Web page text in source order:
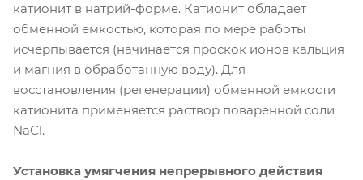
катионит в натрий-форме. Катионит обладает
обменной емкостью, которая по мере работы
исчерпывается (начинается проскок ионов кальция
и магния в обработанную воду). Для
восстановления (регенерации) обменной емкости
катионита применяется раствор поваренной соли
NaCl.
Установка умягчения непрерывного действия